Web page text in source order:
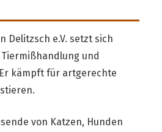
Delitzsch e.V. setzt sich
und
kämpft für artgerechte
von Katzen, Hunden